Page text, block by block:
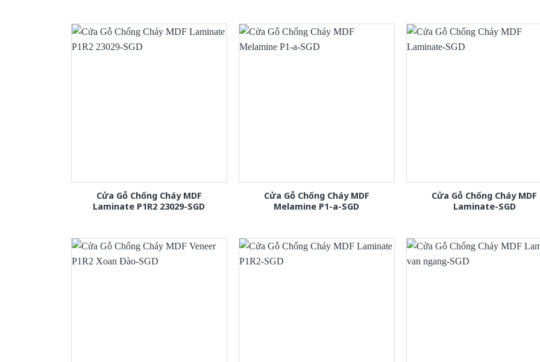
Cửa Gỗ Chống Cháy MDF
Laminate P1R2 23029-SGD
Cửa Gỗ Chống Cháy MDF
Melamine P1-a-SGD
Cửa Gỗ Chống Cháy MDF
Laminate-SGD